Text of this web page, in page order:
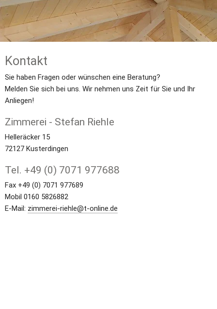
Kontakt
Sie haben Fragen oder wünschen eine Beratung?
Melden Sie sich bei uns. Wir nehmen uns Zeit für Sie und Ihr
Anliegen!
Zimmerei - Stefan Riehle
Helleräcker 15
72127 Kusterdingen
Tel. +49 (0) 7071 977688
Fax +49 (0) 7071 977689
Mobil 0160 5826882
E-Mail: zimmerei-riehle@t-online.de